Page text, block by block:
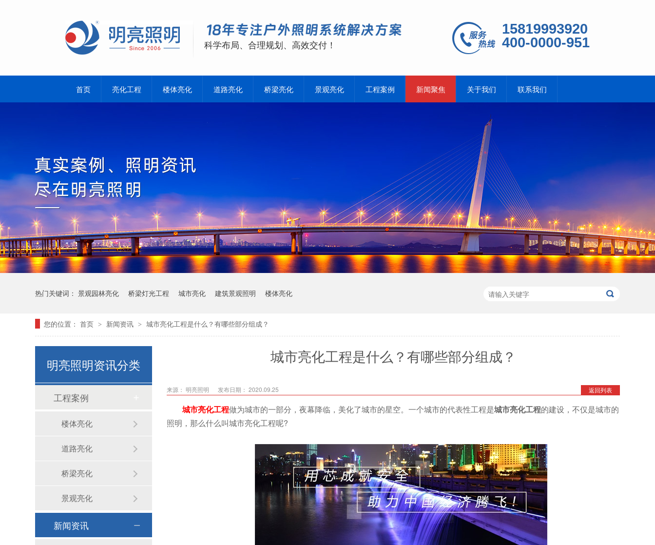
科学布局、合理规划、高效交付！
15819993920
400-0000-951
首页 亮化工程 楼体亮化 道路亮化 桥梁亮化 景观亮化 工程案例 新闻聚焦 关于我们 联系我们
热门关键词： 景观园林亮化 桥梁灯光工程 城市亮化 建筑景观照明 楼体亮化
您的位置： 首页 > 新闻资讯 > 城市亮化工程是什么？有哪些部分组成？
城市亮化工程是什么？有哪些部分组成？
返回列表
来源： 明亮照明 发布日期： 2020.09.25
城市亮化工程做为城市的一部分，夜幕降临，美化了城市的星空。一个城市的代表性工程是城市亮化工程的建设，不仅是城市的
照明，那么什么叫城市亮化工程呢?
明亮照明资讯分类
工程案例
楼体亮化
道路亮化
桥梁亮化
景观亮化
新闻资讯